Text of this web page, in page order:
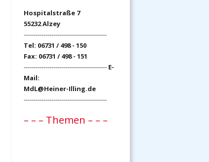
Hospitalstraße 7
55232 Alzey
------------------------------------------
Tel: 06731 / 498 - 150
Fax: 06731 / 498 - 151
------------------------------------------ E-
Mail:
MdL@Heiner-Illing.de
------------------------------------------
– – – Themen – – –